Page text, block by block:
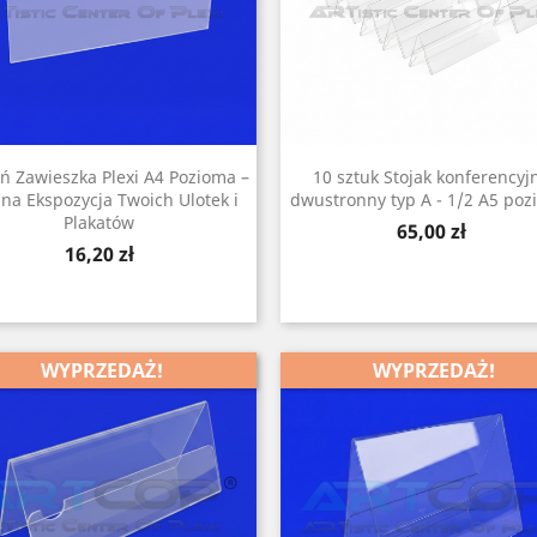
Zawieszka Plexi A4 Pozioma –
Ekspozycja Twoich Ulotek i
Plakatów
Cena
16,20 zł
10 sztuk Stojak
dwustronny typ A - 1/2 A5
Cena
65,00 zł
WYPRZEDAŻ! WYPRZEDAŻ!